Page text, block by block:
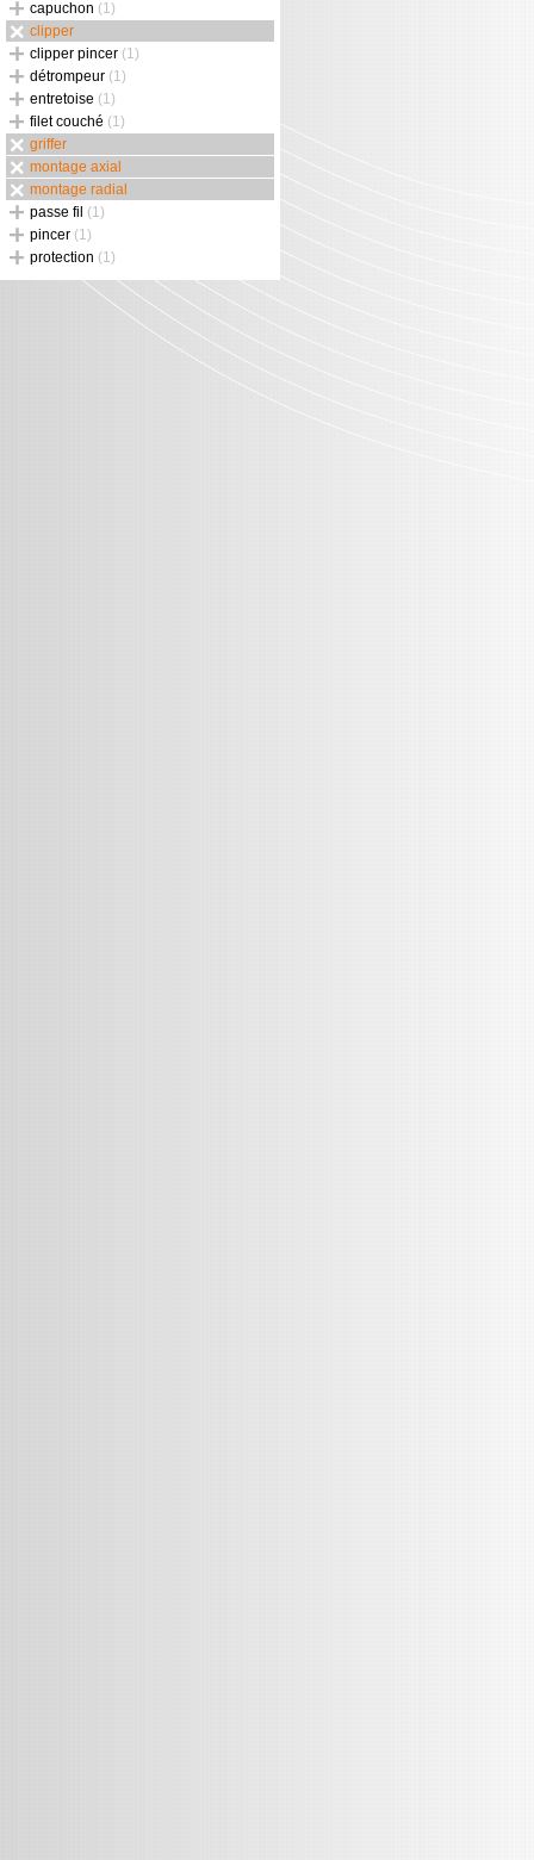
capuchon (1)
clipper
clipper pincer (1)
détrompeur (1)
entretoise (1)
filet couché (1)
griffer
montage axial
montage radial
passe fil (1)
pincer (1)
protection (1)